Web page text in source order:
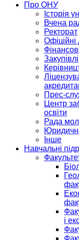
Про ОНУ
Історія
Вчена
Ректорат
Закупівлі
Прес-
Центр
освіти
Рада
Інше
Навчальні
і